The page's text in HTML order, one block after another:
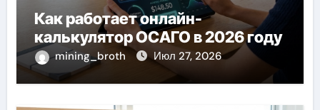
Как работает онлайн-
калькулятор ОСАГО в 2026 году
mining_broth Июл 27, 2026